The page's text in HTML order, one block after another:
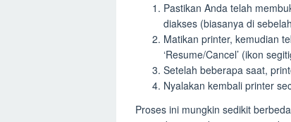
Pastikan Anda telah
diakses (biasanya di
Matikan printer, kemudian
‘Resume/Cancel’ (ikon
Setelah beberapa saat,
Nyalakan kembali printer
Proses ini mungkin sedikit